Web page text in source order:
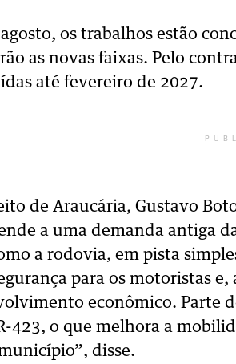
os trabalhos estão
as novas faixas. Pelo
até fevereiro de 2027.
de Araucária, Gustavo
a uma demanda antiga
a rodovia, em pista
para os motoristas
econômico. Parte
423, o que melhora a
disse.